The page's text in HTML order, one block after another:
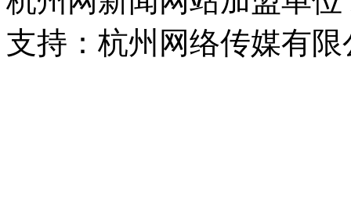
支持：杭州网络传媒有限